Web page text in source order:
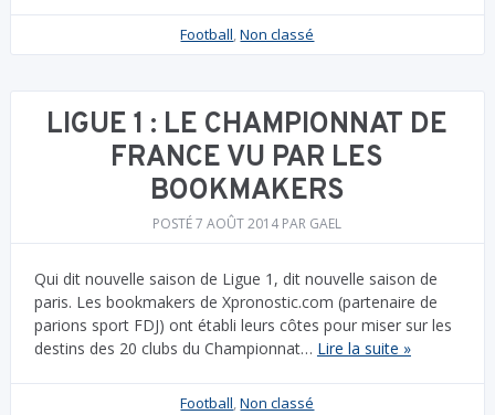
Football,Non classé
LIGUE 1 : LE CHAMPIONNAT DE
FRANCE VU PAR LES
BOOKMAKERS
POSTÉ7 AOÛT 2014 PAR GAEL
Qui dit nouvelle saison de Ligue 1, dit nouvelle saison de
paris. Les bookmakers de Xpronostic.com (partenaire de
parions sport FDJ) ont établi leurs côtes pour miser sur les
destins des 20 clubs du Championnat… Lire la suite »
Football,Non classé